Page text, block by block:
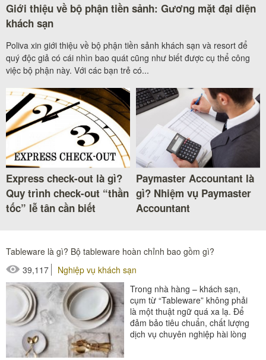
Giới thiệu về bộ phận tiền sảnh: Gương mặt đại diện
khách sạn
Poliva xin giới thiệu về bộ phận tiền sảnh khách sạn và resort để
quý độc giả có cái nhìn bao quát cũng như biết được cụ thể công
việc bộ phận này. Với các bạn trẻ có...
Express check-out là gì?
Quy trình check-out “thần
tốc” lễ tân cần biết
Paymaster Accountant là
gì? Nhiệm vụ Paymaster
Accountant
Tableware là gì? Bộ tableware hoàn chỉnh bao gồm gì?
39,117
Nghiệp vụ khách sạn
Trong nhà hàng – khách sạn,
cụm từ “Tableware” không phải
là một thuật ngữ quá xa lạ. Để
đảm bảo tiêu chuẩn, chất lượng
dịch vụ chuyên nghiệp hài lòng